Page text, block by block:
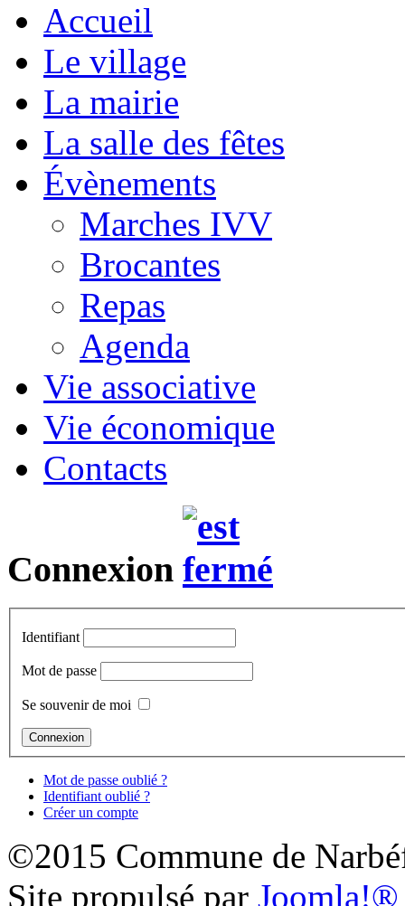
Accueil
Le village
La mairie
La salle des fêtes
Évènements
Marches IVV
Brocantes
Repas
Agenda
Vie associative
Vie économique
Contacts
Connexion
Identifiant
Mot de passe
Se souvenir de moi
Mot de passe oublié ?
Identifiant oublié ?
Créer un compte
©2015 Commune de
Site propulsé par Joomla!®